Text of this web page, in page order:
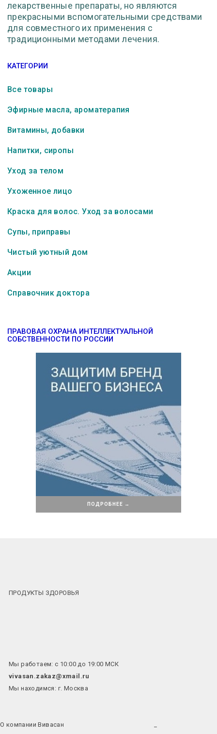
лекарственные препараты, но являются
прекрасными вспомогательными средствами
для совместного их применения с
традиционными методами лечения.
КАТЕГОРИИ
Все товары
Эфирные масла, ароматерапия
Витамины, добавки
Напитки, сиропы
Уход за телом
Ухоженное лицо
Краска для волос. Уход за волосами
Супы, приправы
Чистый уютный дом
Акции
Справочник доктора
ПРАВОВАЯ ОХРАНА ИНТЕЛЛЕКТУАЛЬНОЙ
СОБСТВЕННОСТИ ПО РОССИИ
ПОДРОБНЕЕ →
ПРОДУКТЫ ЗДОРОВЬЯ
Мы работаем: с 10:00 до 19:00 МСК
vivasan.zakaz@xmail.ru
Мы находимся: г. Москва
О компании Вивасан